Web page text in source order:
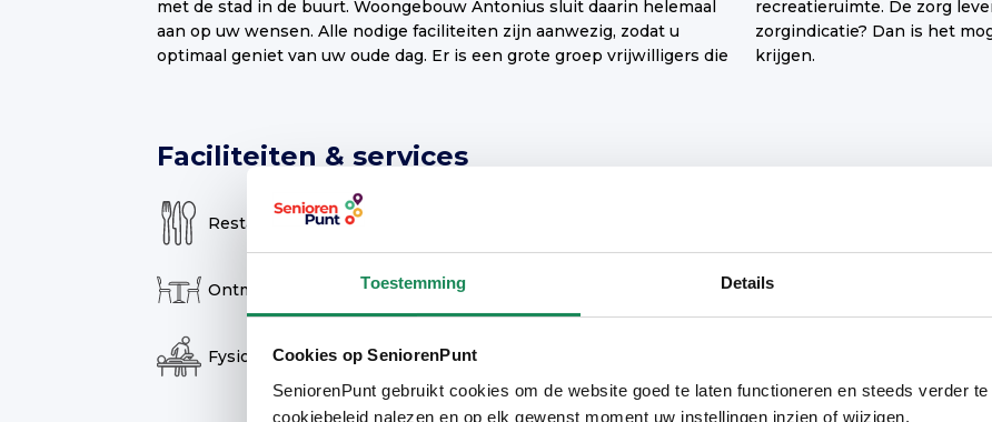
Toestemming Details
Cookies op SeniorenPunt
SeniorenPunt gebruikt cookies om de website goed te laten functioneren en steeds verder
cookiebeleid nalezen en op elk gewenst moment uw instellingen inzien of wijzigen.
met de stad in de buurt. Woongebouw Antonius sluit daarin helemaal
aan op uw wensen. Alle nodige faciliteiten zijn aanwezig, zodat u
optimaal geniet van uw oude dag. Er is een grote groep vrijwilligers die
recreatieruimte. De zorg levert Sint Annaklooster. Heeft u een
zorgindicatie? Dan is het mogelijk om met voorrang een woning te
krijgen.
Faciliteiten & services
Restaurant
Ontmoetingsruimte Manicure/Pedicure
Fysiotherapie